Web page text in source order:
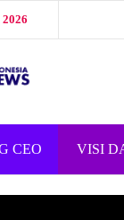
2026
CEO VISI
CEO